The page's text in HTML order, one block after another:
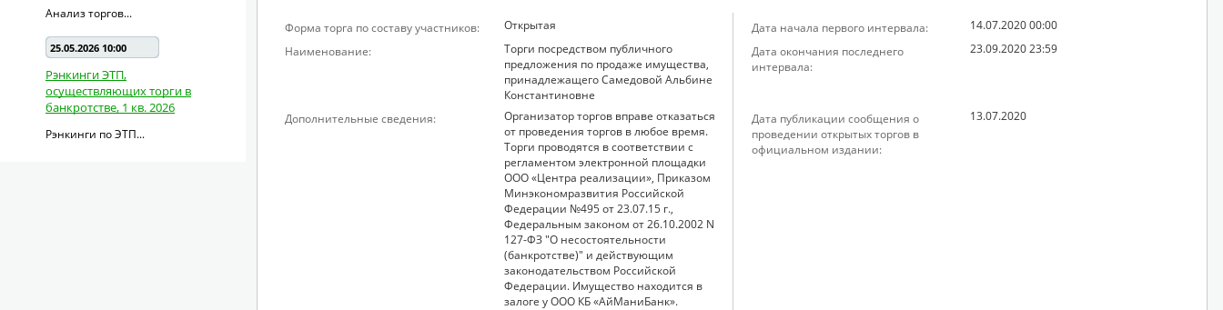
Анализ торгов...
25.05.2026 10:00
Рэнкинги ЭТП,
осуществляющих торги в
банкротстве, 1 кв. 2026
Рэнкинги по ЭТП...
Форма торга по составу участников: Открытая Дата начала первого интервала:
14.07.2020 00:00
Наименование:
Торги посредством публичного
предложения по продаже имущества,
принадлежащего Самедовой Альбине
Константиновне
Дата окончания последнего
интервала:
23.09.2020 23:59
Дополнительные сведения:
Организатор торгов вправе отказаться
от проведения торгов в любое время.
Торги проводятся в соответствии с
регламентом электронной площадки
ООО «Центра реализации», Приказом
Минэкономразвития Российской
Федерации №495 от 23.07.15 г.,
Федеральным законом от 26.10.2002 N
127-ФЗ "О несостоятельности
(банкротстве)" и действующим
законодательством Российской
Федерации. Имущество находится в
залоге у ООО КБ «АйМаниБанк».
Дата публикации сообщения о
проведении открытых торгов в
официальном издании:
13.07.2020